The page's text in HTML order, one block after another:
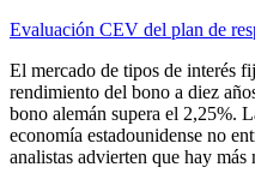
Evaluación CEV del plan de
El mercado de tipos de interés
rendimiento del bono a diez
bono alemán supera el 2,25%.
economía estadounidense no
analistas advierten que hay más